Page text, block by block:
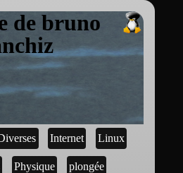
de bruno
Internet Linux
Physique plongée